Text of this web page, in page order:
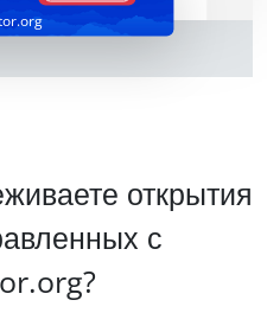
открытия
с